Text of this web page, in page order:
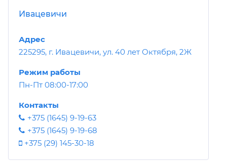
Ивацевичи
Адрес
225295, г. Ивацевичи, ул. 40 лет Октября, 2Ж
Режим работы
Пн-Пт 08:00-17:00
Контакты
+375 (1645) 9-19-63
+375 (1645) 9-19-68
+375 (29) 145-30-18